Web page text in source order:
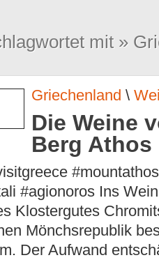
mit »
Griechenland \
Die Weine
Berg Athos
#agionoros Ins
Klostergutes
Mönchsrepublik
Der Aufwand